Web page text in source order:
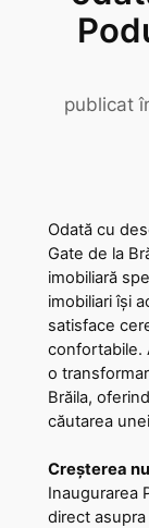
publicat
Odată cu
Gate de la
imobiliară
imobiliari își
satisface
confortabile.
o
Brăila,
căutarea
Creșterea
Inaugurarea
direct